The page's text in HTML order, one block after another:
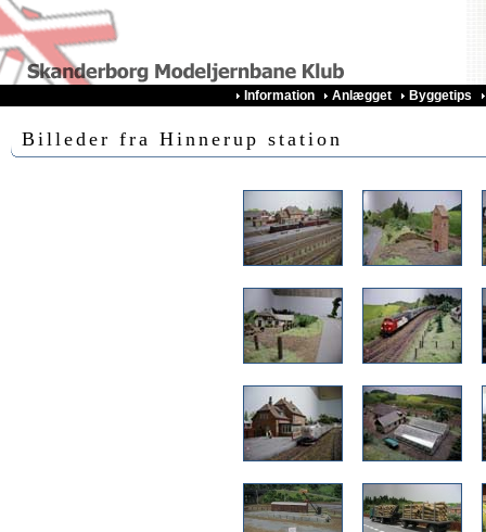
Information Anlægget Byggetips
Billeder fra Hinnerup station